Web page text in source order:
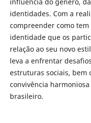
identidades. Com a
compreender como
identidade que os
relação ao seu novo
leva a enfrentar
estruturas sociais, bem
convivência
brasileiro.